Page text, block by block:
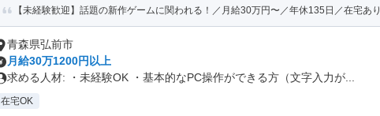
【未経験歓迎】話題の新作ゲームに関われる！／月給30万円〜／年休135日／在宅あり
青森県弘前市
月給30万1200円以上
求める人材: ・未経験OK ・基本的なPC操作ができる方（文字入力が...
在宅OK